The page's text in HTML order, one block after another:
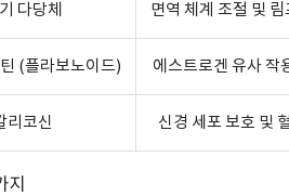
다당체 면역 체계 조절 및 림
(플라보노이드) 에스트로겐 유사 작
리코신 신경 세포 보호 및
지